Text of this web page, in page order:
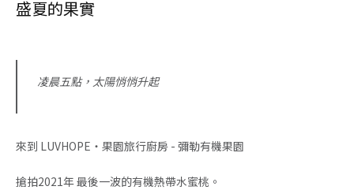
盛夏的果實
凌晨五點，太陽悄悄升起
來到 LUVHOPE・果園旅行廚房 - 彌勒有機果園
搶拍2021年 最後一波的有機熱帶水蜜桃。